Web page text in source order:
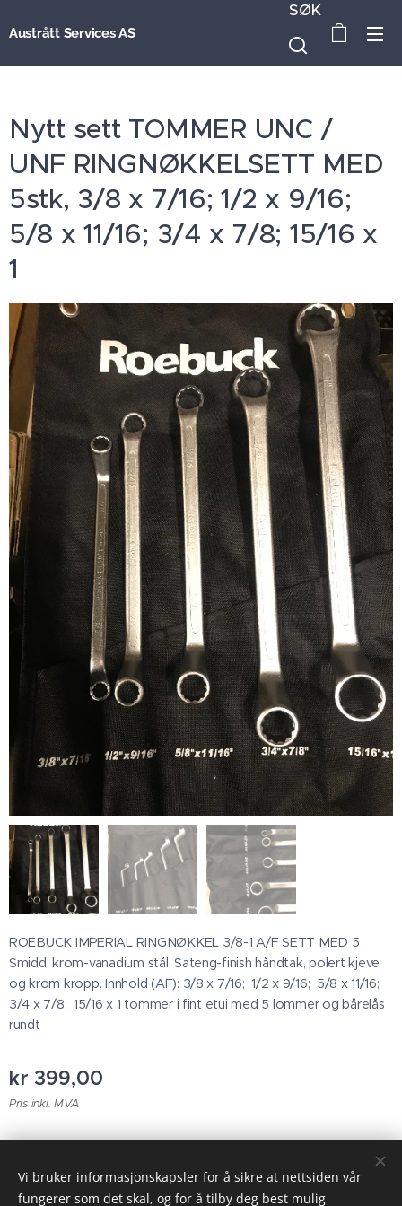
Austrått Services AS
SØK
Nytt sett TOMMER UNC /
UNF RINGNØKKELSETT MED
5stk, 3/8 x 7/16; 1/2 x 9/16;
5/8 x 11/16; 3/4 x 7/8; 15/16 x
1
ROEBUCK IMPERIAL RINGNØKKEL 3/8-1 A/F SETT MED 5
Smidd, krom-vanadium stål. Sateng-finish håndtak, polert kjeve
og krom kropp. Innhold (AF): 3/8 x 7/16; 1/2 x 9/16; 5/8 x 11/16;
3/4 x 7/8; 15/16 x 1 tommer i fint etui med 5 lommer og bårelås
rundt
kr 399,00
Pris inkl. MVA
© 2023 Alle rettigheter forbeholdt
Vi bruker informasjonskapsler for å sikre at nettsiden vår
fungerer som det skal, og for å tilby deg best mulig